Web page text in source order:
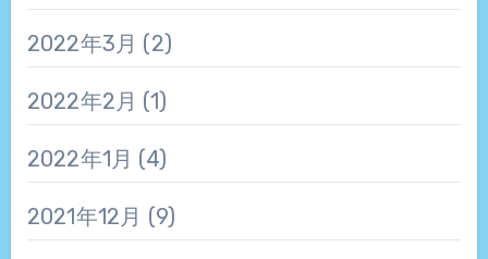
2022年3月 (2)
2022年2月 (1)
2022年1月 (4)
2021年12月 (9)